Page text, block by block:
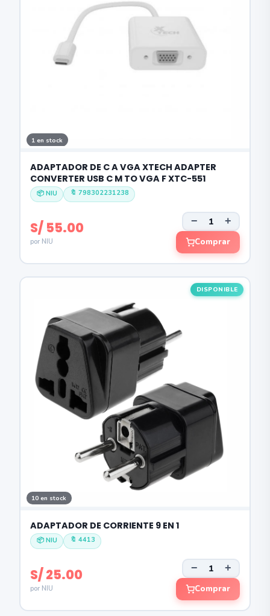
1 en stock
ADAPTADOR DE C A VGA XTECH ADAPTER
CONVERTER USB C M TO VGA F XTC-551
📦 NIU 🔖 798302231238
S/ 55.00
por NIU
− +
Comprar
DISPONIBLE
10 en stock
ADAPTADOR DE CORRIENTE 9 EN 1
📦 NIU 🔖 4413
S/ 25.00
por NIU
− +
Comprar